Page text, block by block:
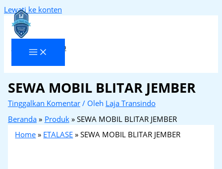
Lewati ke konten
Laja Transindo
SEWA MOBIL BLITAR JEMBER
Tinggalkan Komentar / Oleh Laja Transindo
Beranda
Produk
SEWA MOBIL BLITAR JEMBER
Home » ETALASE »SEWA MOBIL BLITAR JEMBER